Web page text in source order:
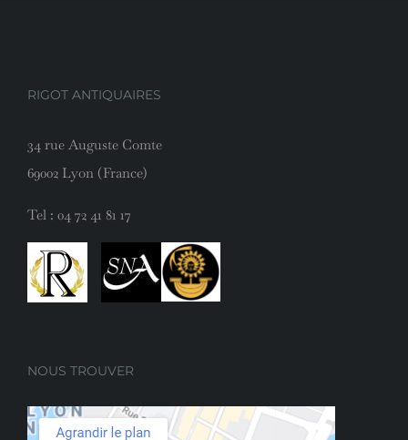
34 rue Auguste Comte
69002 Lyon (France)